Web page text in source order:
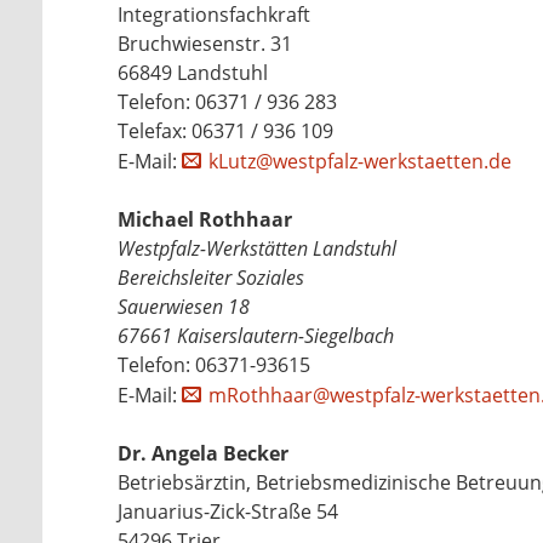
Integrationsfachkraft
Bruchwiesenstr. 31
66849 Landstuhl
Telefon: 06371 / 936 283
Telefax: 06371 / 936 109
E-Mail:
kLutz@westpfalz-werkstaetten.de
Michael Rothhaar
Westpfalz-Werkstätten Landstuhl
Bereichsleiter Soziales
Sauerwiesen 18
67661 Kaiserslautern-Siegelbach
Telefon: 06371-93615
E-Mail:
mRothhaar@westpfalz-
Dr. Angela Becker
Betriebsärztin, Betriebsmedizinische
Januarius-Zick-Straße 54